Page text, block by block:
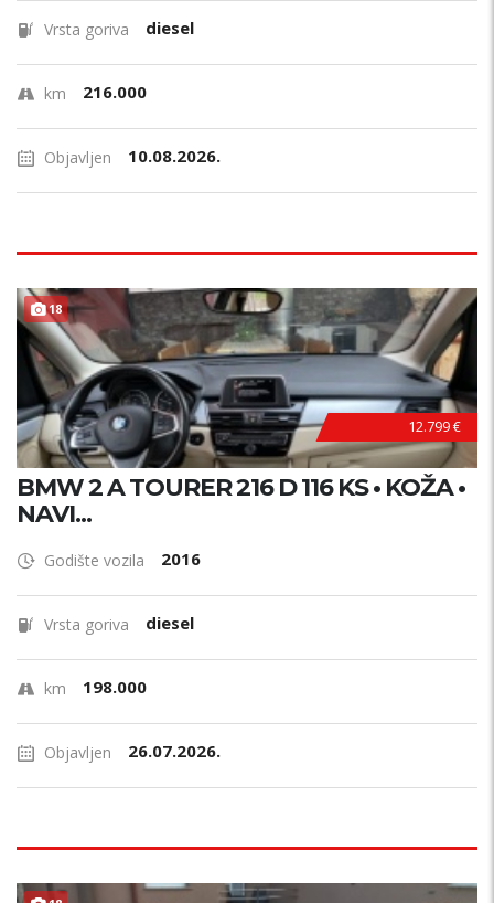
Vrsta goriva diesel
km 216.000
Objavljen 10.08.2026.
18
12.799 €
BMW 2 A TOURER 216 D 116 KS • KOŽA •
NAVI...
Godište vozila 2016
Vrsta goriva diesel
km 198.000
Objavljen 26.07.2026.